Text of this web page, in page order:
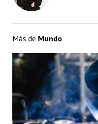
Más de Mundo